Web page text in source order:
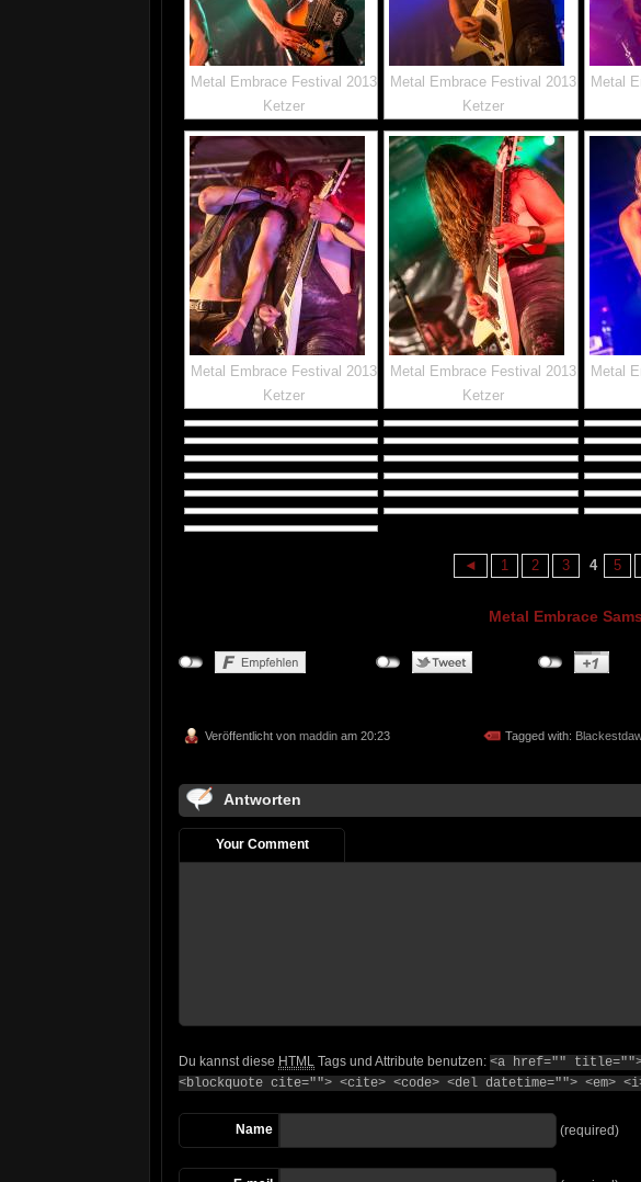
Metal Embrace Festival 2013
Ketzer
Metal Embrace Festival 2013
Ketzer
Metal
Metal Embrace Festival 2013
Ketzer
Metal Embrace Festival 2013
Ketzer
Metal
◄ 1 2 3 4 5
Metal Embrace
Veröffentlicht von maddin am 20:23 Tagged with:
Antworten
Your Comment
Du kannst diese HTML Tags und Attribute benutzen: <a href=""
<blockquote cite=""> <cite> <code> <del datetime=""> <em>
Name (required)